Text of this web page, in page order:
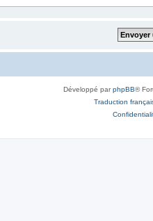
Développé parphpBB®
Traduction